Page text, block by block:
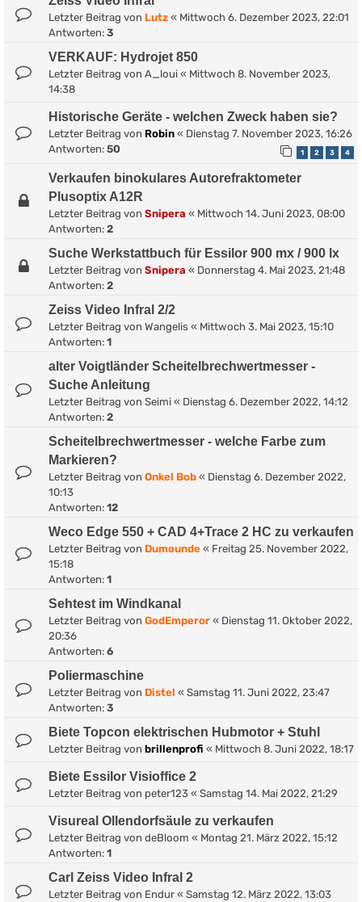
Letzter Beitrag von Lutz « Mittwoch 6. Dezember 2023, 22:01
Antworten: 3
VERKAUF: Hydrojet 850
Letzter Beitrag von A_loui « Mittwoch 8. November 2023,
14:38
Historische Geräte - welchen Zweck haben sie?
Letzter Beitrag von Robin « Dienstag 7. November 2023, 16:26
Antworten: 50 1 2 3 4
Verkaufen binokulares Autorefraktometer
Plusoptix A12R
Letzter Beitrag von Snipera « Mittwoch 14. Juni 2023, 08:00
Antworten: 2
Suche Werkstattbuch für Essilor 900 mx / 900 lx
Letzter Beitrag von Snipera « Donnerstag 4. Mai 2023, 21:48
Antworten: 2
Zeiss Video Infral 2/2
Letzter Beitrag von Wangelis « Mittwoch 3. Mai 2023, 15:10
Antworten: 1
alter Voigtländer Scheitelbrechwertmesser -
Suche Anleitung
Letzter Beitrag von Seimi « Dienstag 6. Dezember 2022, 14:12
Antworten: 2
Scheitelbrechwertmesser - welche Farbe zum
Markieren?
Letzter Beitrag von Onkel Bob « Dienstag 6. Dezember 2022,
10:13
Antworten: 12
Weco Edge 550 + CAD 4+Trace 2 HC zu verkaufen
Letzter Beitrag von Dumounde « Freitag 25. November 2022,
15:18
Antworten: 1
Sehtest im Windkanal
Letzter Beitrag von GodEmperor « Dienstag 11. Oktober 2022,
20:36
Antworten: 6
Poliermaschine
Letzter Beitrag von Distel « Samstag 11. Juni 2022, 23:47
Antworten: 3
Biete Topcon elektrischen Hubmotor + Stuhl
Letzter Beitrag von brillenprofi « Mittwoch 8. Juni 2022, 18:17
Biete Essilor Visioffice 2
Letzter Beitrag von peter123 « Samstag 14. Mai 2022, 21:29
Visureal Ollendorfsäule zu verkaufen
Letzter Beitrag von deBloom « Montag 21. März 2022, 15:12
Antworten: 1
Carl Zeiss Video Infral 2
Letzter Beitrag von Endur « Samstag 12. März 2022, 13:03